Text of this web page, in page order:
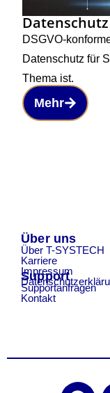
Datenschutz
DSGVO-
Datenschutz für
Thema ist.
Mehr
Über uns
Über T-SYSTECH
Karriere
Impressum
Support
Supportanfragen
Kontakt